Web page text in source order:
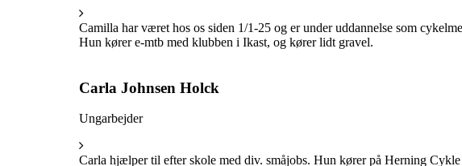
Camilla har været hos os siden 1/1-25 og er under uddannelse som
Hun kører e-mtb med klubben i Ikast, og kører lidt gravel.
Carla Johnsen Holck
Ungarbejder
Carla hjælper til efter skole med div. småjobs. Hun kører på Herning